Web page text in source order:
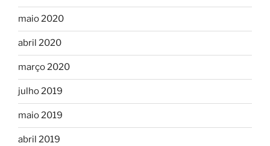
maio 2020
abril 2020
março 2020
julho 2019
maio 2019
abril 2019